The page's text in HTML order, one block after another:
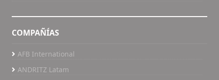
COMPAÑÍAS
AFB International
ANDRITZ Latam